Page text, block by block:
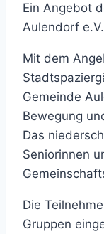
Ein Angebot
Aulendorf e.V.
Mit dem
Gemeinde
Bewegung
Das
Seniorinnen
Die
Gruppen